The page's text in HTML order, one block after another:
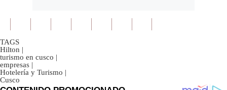
TAGS
Hilton |
turismo en cusco |
empresas |
Hotelería y Turismo |
Cusco